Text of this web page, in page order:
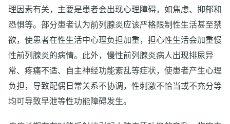
理因素有关，主要是患者会出现心理障碍，如焦虑、抑郁和
恐惧等。部分患者认为前列腺炎应该严格限制性生活甚至禁
欲，使患者在性生活中心理负担加重，担心性生活会加重慢
性前列腺炎的病情。此外，慢性前列腺炎病人出现排尿异
常、疼痛不适、自主神经功能紊乱等症状，使患者产生心理
负担，导致配偶日常关系不协调，性刺激不恰当或不充分等
均可导致早泄等性功能障碍发生。